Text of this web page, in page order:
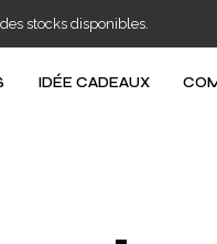
stocks disponibles.
IDÉE CADEAUX